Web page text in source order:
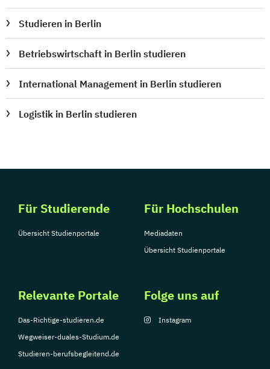
Studieren in Berlin
Betriebswirtschaft in Berlin studieren
International Management in Berlin studieren
Logistik in Berlin studieren
Für Studierende
Übersicht Studienportale
Für Hochschulen
Mediadaten
Übersicht Studienportale
Relevante Portale
Das-Richtige-studieren.de
Wegweiser-duales-Studium.de
Studieren-berufsbegleitend.de
Folge uns auf
Instagram